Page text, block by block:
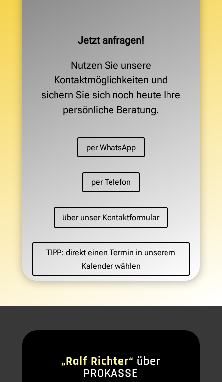
Jetzt anfragen!
Nutzen Sie unsere
Kontaktmöglichkeiten und
sichern Sie sich noch heute Ihre
persönliche Beratung.
per WhatsApp
per Telefon
über unser Kontaktformular
TIPP: direkt einen Termin in unserem
Kalender wählen
„Ralf Richter“ über
PROKASSE